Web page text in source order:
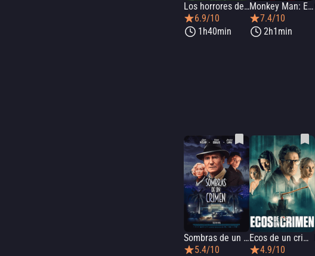
Los horrores de Caddo Lake
6.9/10
1h40min
Monkey Man: El Despertar de La Bestia
7.4/10
2h1min
Sombras de un crimen
5.4/10
Ecos de un crimen
4.9/10